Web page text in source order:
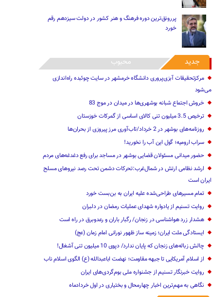
پررونق‌ترین دوره فرهنگ و هنر کشور در دولت سیزدهم رقم
خورد
جدید محبوب
مرکزتحقیقات آبزی‌پروری دانشگاه خرمشهر در سایت چوئبده راه‌اندازی
می‌شود
خروش اجتماع شبانه بوشهری‌ها در میدان در موج 83
ترخیص 3.5 میلیون تنی کالای اساسی از گمرکات خوزستان
روزنامه‌های بوشهر در 2 خرداد/تاب‌آوری مرز پیروزی از بحران‌ها
سراب ارومیه؛ گول این آب را نخورید!
حضور میدانی مسئولان قضایی بوشهر در مساجد برای رفع دغدغه‌های مردم
ارشد نظامی ارتش در شمال‌غرب:تحرکات دشمن تحت رصد نیروهای مسلح
ایران است
تمام مسیرهای طراحی‌شده علیه ایران به بن‌بست خورد
روایت تسنیم از یادواره شهدای عملیات رمضان در دلبران
هشدار زرد هواشناسی در زنجان/ رگبار باران و رعدوبرق در راه است
ایستادگی ملت ایران؛ زمینه ساز ظهور نورانی امام زمان (عج)
چالش زباله‌های زنجان که پایان ندار‌د/ دپوی 10 میلیون تنی آشغال!
از اسلام آمریکایی تا جبهه مقاومت؛ نهضت اباعبدالله (ع) الگوی اسلام ناب
روایت خبرنگار تسنیم از جشنواره ملی بوم‌گردی‌های ایران
نگاهی به مهم‌ترین اخبار چهارمحال و بختیاری در اول خردادماه